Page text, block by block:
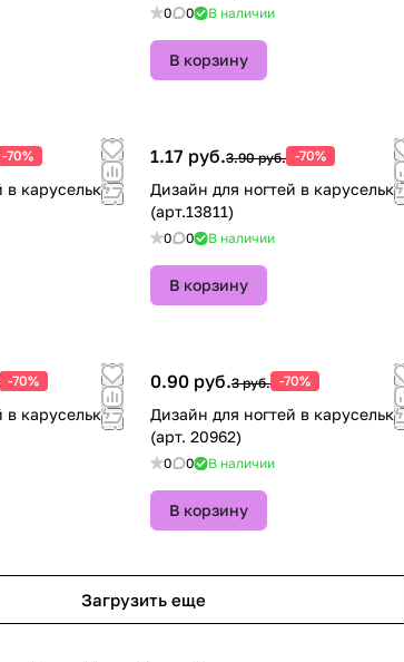
0 0 В наличии
В корзину
-70% 1.17 руб.3.90 руб. -70%
Дизайн для ногтей в карусельке
(арт.13811)
0 0 В наличии
В корзину
-70%
в карусельке
0.90 руб.3 руб. -70%
Дизайн для ногтей в карусельке
(арт. 20962)
0 0 В наличии
В корзину
Загрузить еще